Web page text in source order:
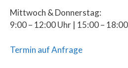
Mittwoch & Donnerstag:
9:00 – 12:00 Uhr | 15:00 –
Termin auf Anfrage